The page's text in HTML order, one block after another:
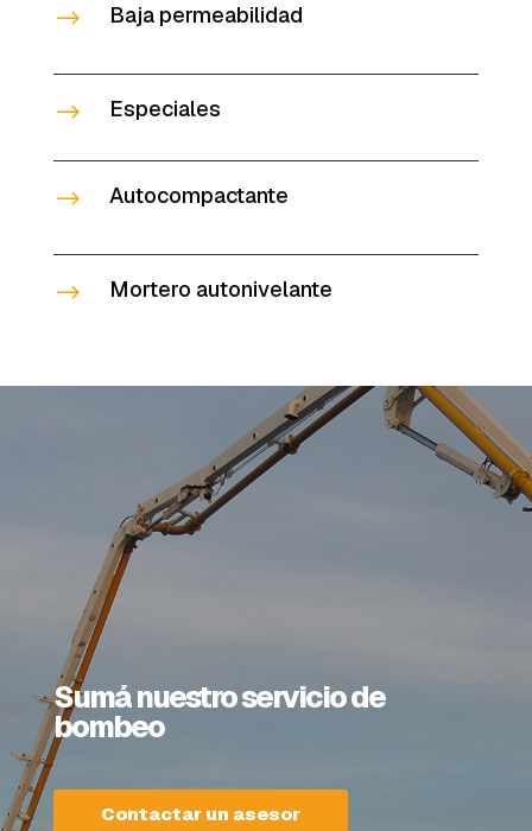
$ Baja permeabilidad
$ Especiales
$ Autocompactante
$ Mortero autonivelante
Sumá nuestro servicio de
bombeo
Contactar un asesor